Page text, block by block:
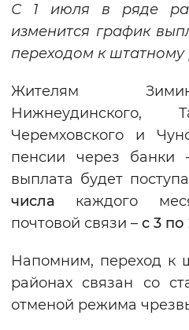
Монохромный
Включены
Вернуть
С 1 июля в ряде
изменится график
переходом к
Жителям
Нижнеудинского,
Черемховского и
пенсии через банки
выплата будет
числа каждого
почтовой связи – с 3 по
Напомним, переход к
районах связан со
отменой режима